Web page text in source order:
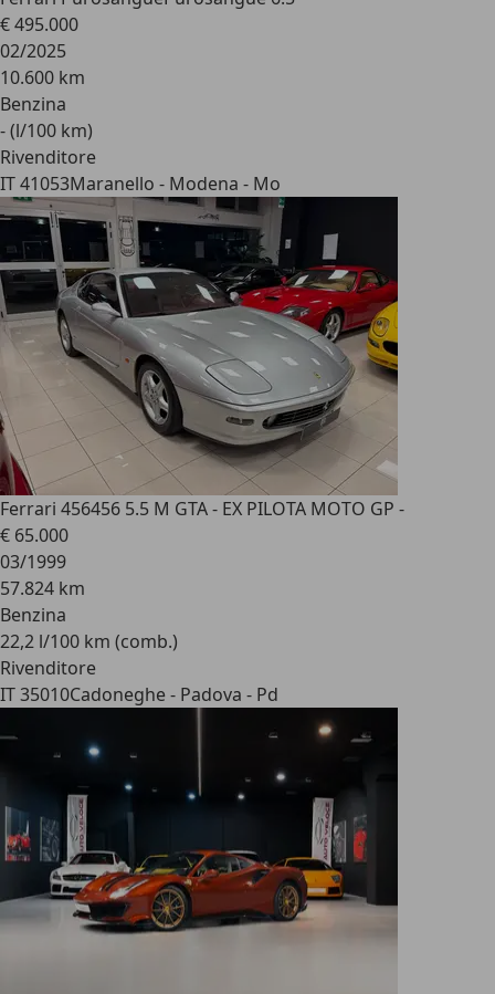
€ 495.000
02/2025
10.600 km
Benzina
- (l/100 km)
Rivenditore
IT 41053Maranello - Modena - Mo
Ferrari 456456 5.5 M GTA - EX PILOTA MOTO GP -
€ 65.000
03/1999
57.824 km
Benzina
22,2 l/100 km (comb.)
Rivenditore
IT 35010Cadoneghe - Padova - Pd